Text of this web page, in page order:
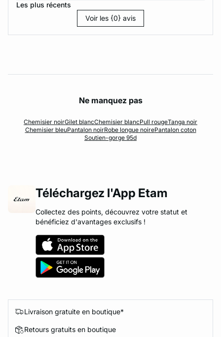
Les plus récents
Voir les {0} avis
Ne manquez pas
Chemisier noirGilet blancChemisier blancPull rougeTanga noir
Chemisier bleuPantalon noirRobe longue noirePantalon coton
Soutien-gorge 95d
Téléchargez l'App Etam
Collectez des points, découvrez votre statut et
bénéficiez d'avantages exclusifs !
Livraison gratuite en boutique*
Retours gratuits en boutique